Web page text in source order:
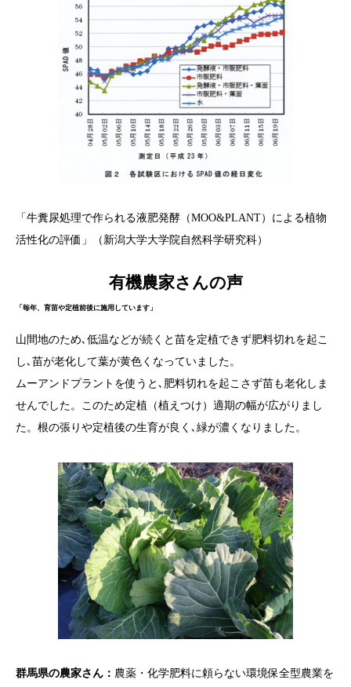
「牛糞尿処理で作られる液肥発酵（MOO&PLANT）による植物
活性化の評価」（新潟大学大学院自然科学研究科）
有機農家さんの声
「毎年、育苗や定植前後に施用しています」
山間地のため､低温などが続くと苗を定植できず肥料切れを起こ
し､苗が老化して葉が黄色くなっていました。
ムーアンドプラントを使うと､肥料切れを起こさず苗も老化しま
せんでした。このため定植（植えつけ）適期の幅が広がりまし
た。根の張りや定植後の生育が良く､緑が濃くなりました。
群馬県の農家さん： 農薬・化学肥料に頼らない環境保全型農業を